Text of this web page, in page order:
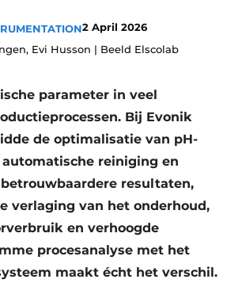
2 April 2026
Evi Husson | Beeld Elscolab
parameter in veel
Bij Evonik
de optimalisatie van pH-
reiniging en
resultaten,
verlaging van het onderhoud,
en verhoogde
procesanalyse met het
maakt écht het verschil.